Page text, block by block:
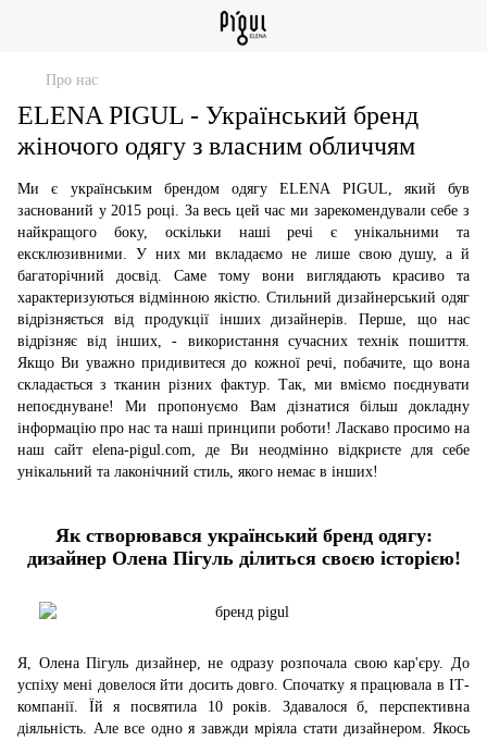
Про нас
ELENA PIGUL - Український бренд
жіночого одягу з власним обличчям
Ми є українським брендом одягу ELENA PIGUL, який був
заснований у 2015 році. За весь цей час ми зарекомендували себе з
найкращого боку, оскільки наші речі є унікальними та
ексклюзивними. У них ми вкладаємо не лише свою душу, а й
багаторічний досвід. Саме тому вони виглядають красиво та
характеризуються відмінною якістю. Стильний дизайнерський одяг
відрізняється від продукції інших дизайнерів. Перше, що нас
відрізняє від інших, - використання сучасних технік пошиття.
Якщо Ви уважно придивитеся до кожної речі, побачите, що вона
складається з тканин різних фактур. Так, ми вміємо поєднувати
непоєднуване! Ми пропонуємо Вам дізнатися більш докладну
інформацію про нас та наші принципи роботи! Ласкаво просимо на
наш сайт elena-pigul.com, де Ви неодмінно відкриєте для себе
унікальний та лаконічний стиль, якого немає в інших!
Як створювався український бренд одягу:
дизайнер Олена Пігуль ділиться своєю історією!
Я, Олена Пігуль дизайнер, не одразу розпочала свою кар'єру. До
успіху мені довелося йти досить довго. Спочатку я працювала в ІТ-
компанії. Їй я посвятила 10 років. Здавалося б, перспективна
діяльність. Але все одно я завжди мріяла стати дизайнером. Якось